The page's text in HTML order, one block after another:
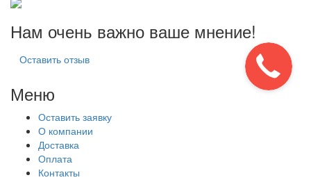
Нам очень важно ваше мнение!
Оставить отзыв
Меню
Оставить заявку
О компании
Доставка
Оплата
Контакты